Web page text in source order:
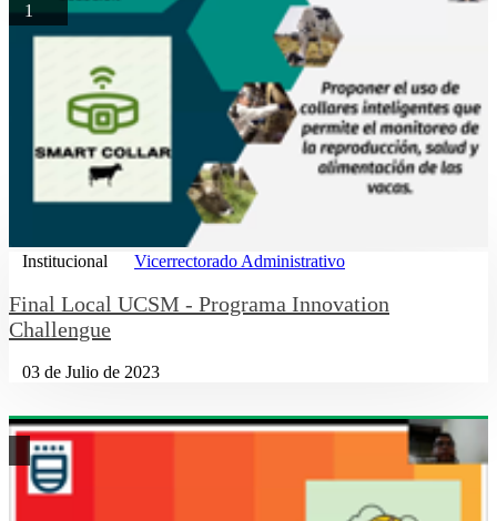
1
Institucional Vicerrectorado Administrativo
Final Local UCSM - Programa Innovation
Challengue
03 de Julio de 2023